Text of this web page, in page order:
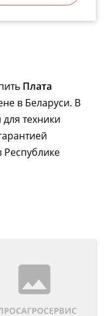
Плата
в Беларуси. В
техники